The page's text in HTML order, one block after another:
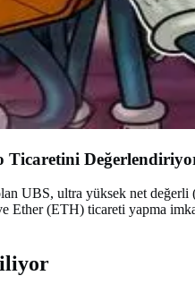
Ticaretini
UBS, ultra yüksek net
Ether (ETH) ticareti yapma